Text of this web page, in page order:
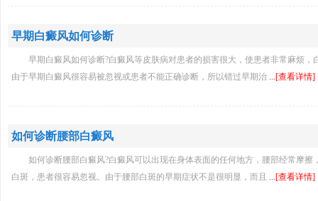
早期白癜风如何诊断
早期白癜风如何诊断?白癜风等皮肤病对患者的损害很大，使患者非常麻烦
由于早期白癜风很容易被忽视或患者不能正确诊断，所以错过早期治 ...[查看详情]
如何诊断腰部白癜风
如何诊断腰部白癜风?白癜风可以出现在身体表面的任何地方，腰部经常摩
白斑，患者很容易忽视。由于腰部白斑的早期症状不是很明显，而且 ...[查看详情]